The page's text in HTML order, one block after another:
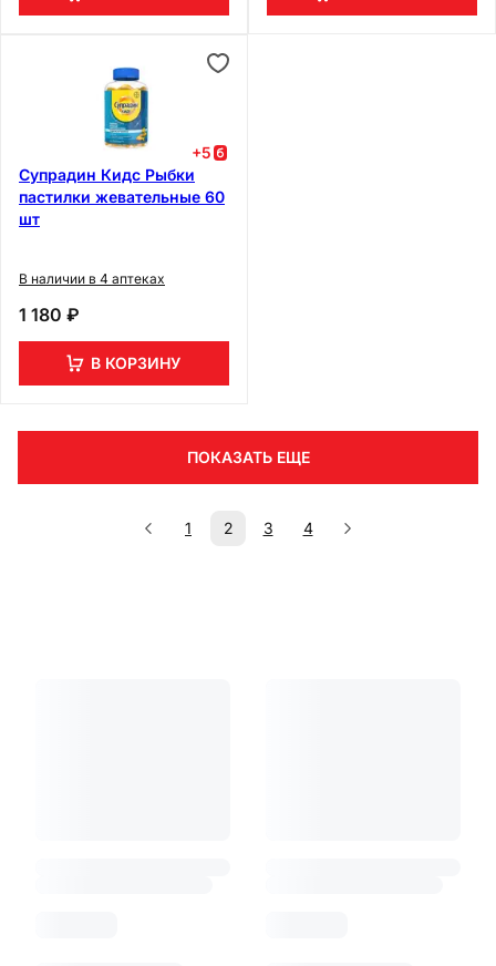
+5
Супрадин Кидс Рыбки
пастилки жевательные 60
шт
В наличии в 4 аптеках
1 180 ₽
В КОРЗИНУ
ПОКАЗАТЬ ЕЩЕ
1 2 3 4